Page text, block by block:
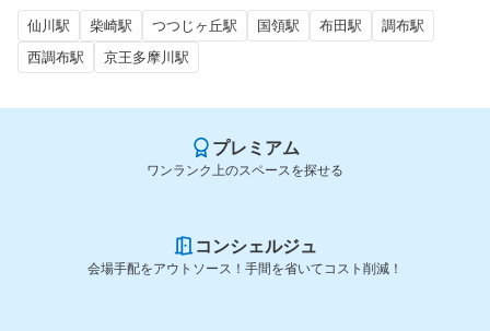
仙川駅 柴崎駅 つつじヶ丘駅 国領駅 布田駅
調布駅
西調布駅
京王多摩川駅
プレミアム
ワンランク上のスペースを探せる
コンシェルジュ
会場手配をアウトソース！手間を省いてコスト削減！